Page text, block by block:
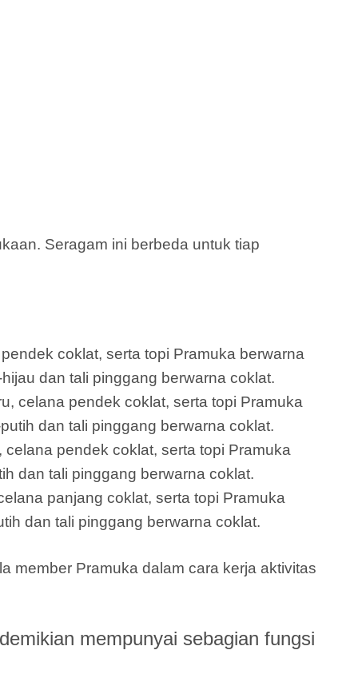
Seragam ini berbeda untuk tiap
coklat, serta topi Pramuka berwarna
dan tali pinggang berwarna coklat.
celana pendek coklat, serta topi Pramuka
dan tali pinggang berwarna coklat.
pendek coklat, serta topi Pramuka
dan tali pinggang berwarna coklat.
panjang coklat, serta topi Pramuka
dan tali pinggang berwarna coklat.
member Pramuka dalam cara kerja aktivitas
mempunyai sebagian fungsi